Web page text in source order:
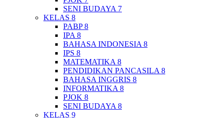
SENI BUDAYA 7
KELAS 8
PABP 8
IPA 8
BAHASA INDONESIA 8
IPS 8
MATEMATIKA 8
PENDIDIKAN PANCASILA 8
BAHASA INGGRIS 8
INFORMATIKA 8
PJOK 8
SENI BUDAYA 8
KELAS 9